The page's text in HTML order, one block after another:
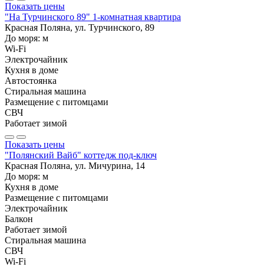
Показать цены
"На Турчинского 89" 1-комнатная квартира
Красная Поляна, ул. Турчинского, 89
До моря: м
Wi-Fi
Электрочайник
Кухня в доме
Автостоянка
Стиральная машина
Размещение с питомцами
СВЧ
Работает зимой
Показать цены
"Полянский Вайб" коттедж под-ключ
Красная Поляна, ул. Мичурина, 14
До моря: м
Кухня в доме
Размещение с питомцами
Электрочайник
Балкон
Работает зимой
Стиральная машина
СВЧ
Wi-Fi